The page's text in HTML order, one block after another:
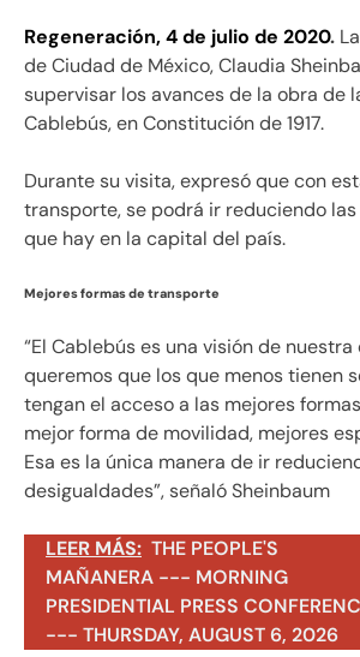
Regeneración, 4 de julio de 2020.
de Ciudad de México, Claudia
supervisar los avances de la obra de
Cablebús, en Constitución de 1917.
Durante su visita, expresó que con
transporte, se podrá ir reduciendo
que hay en la capital del país.
Mejores formas de transporte
“El Cablebús es una visión de
queremos que los que menos tienen
tengan el acceso a las mejores
mejor forma de movilidad, mejores
Esa es la única manera de ir
desigualdades”, señaló Sheinbaum
LEER MÁS: THE PEOPLE'S
MAÑANERA --- MORNING
PRESIDENTIAL PRESS
--- THURSDAY, AUGUST 6, 2026